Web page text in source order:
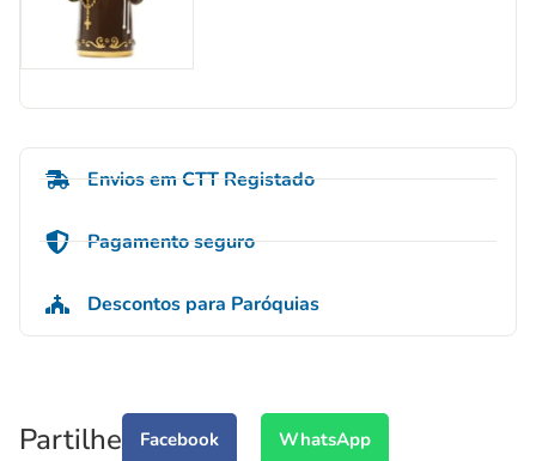
Envios em CTT Registado
Pagamento seguro
Descontos para Paróquias
Partilhe Facebook WhatsApp